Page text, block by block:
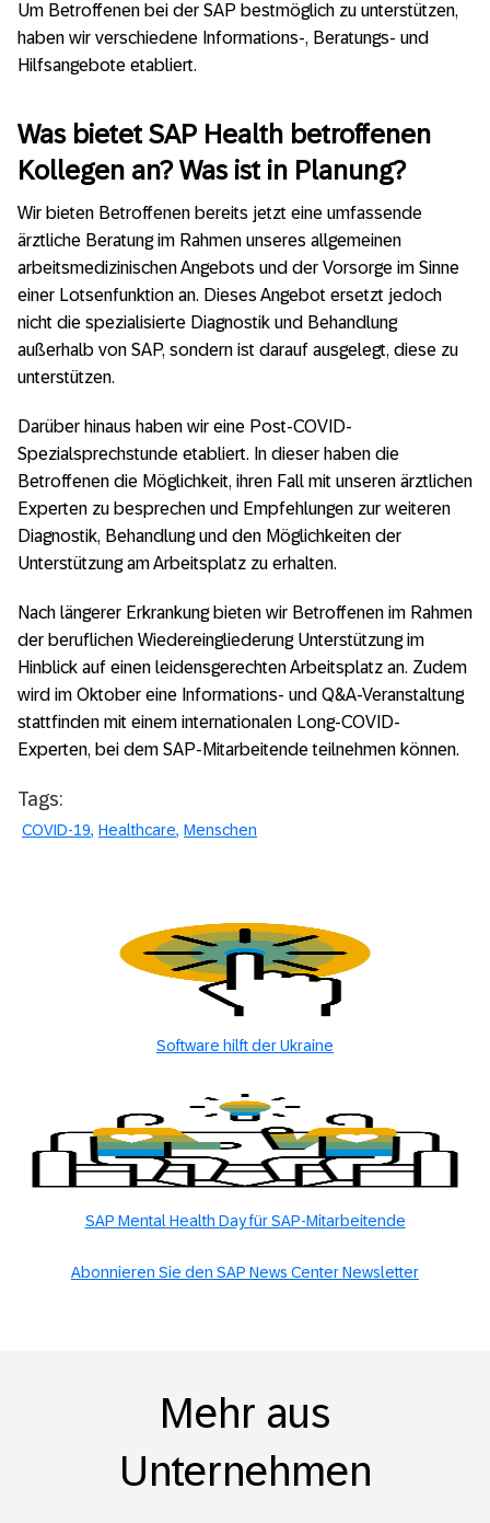
Um Betroffenen bei der SAP bestmöglich zu unterstützen,
haben wir verschiedene Informations-, Beratungs- und
Hilfsangebote etabliert.
Was bietet SAP Health betroffenen
Kollegen an? Was ist in Planung?
Wir bieten Betroffenen bereits jetzt eine umfassende
ärztliche Beratung im Rahmen unseres allgemeinen
arbeitsmedizinischen Angebots und der Vorsorge im Sinne
einer Lotsenfunktion an. Dieses Angebot ersetzt jedoch
nicht die spezialisierte Diagnostik und Behandlung
außerhalb von SAP, sondern ist darauf ausgelegt, diese zu
unterstützen.
Darüber hinaus haben wir eine Post-COVID-
Spezialsprechstunde etabliert. In dieser haben die
Betroffenen die Möglichkeit, ihren Fall mit unseren ärztlichen
Experten zu besprechen und Empfehlungen zur weiteren
Diagnostik, Behandlung und den Möglichkeiten der
Unterstützung am Arbeitsplatz zu erhalten.
Nach längerer Erkrankung bieten wir Betroffenen im Rahmen
der beruflichen Wiedereingliederung Unterstützung im
Hinblick auf einen leidensgerechten Arbeitsplatz an. Zudem
wird im Oktober eine Informations- und Q&A-Veranstaltung
stattfinden mit einem internationalen Long-COVID-
Experten, bei dem SAP-Mitarbeitende teilnehmen können.
Tags:
COVID-19 Healthcare Menschen
Software hilft der Ukraine
SAP Mental Health Day für SAP-Mitarbeitende
Abonnieren Sie den SAP News Center Newsletter
Mehr aus
Unternehmen